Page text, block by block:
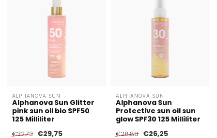
ALPHANOVA SUN
Alphanova Sun Glitter
pink sun oil bio SPF50
125 Milliliter
€32,73 €29,75
ALPHANOVA SUN
Alphanova Sun
Protective sun oil sun
glow SPF30 125 Milliliter
€28,88 €26,25